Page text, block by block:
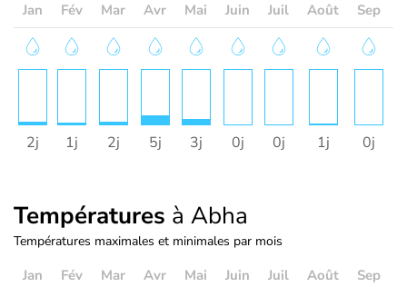
Jan Fév Mar Avr Mai Juin Juil Août Sep
2j 1j 2j 5j 3j 0j 0j 1j 0j
Températures à Abha
Températures maximales et minimales par mois
Jan Fév Mar Avr Mai Juin Juil Août Sep